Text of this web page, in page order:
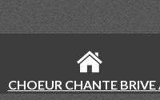
CHOEUR CHANTE BRIVE